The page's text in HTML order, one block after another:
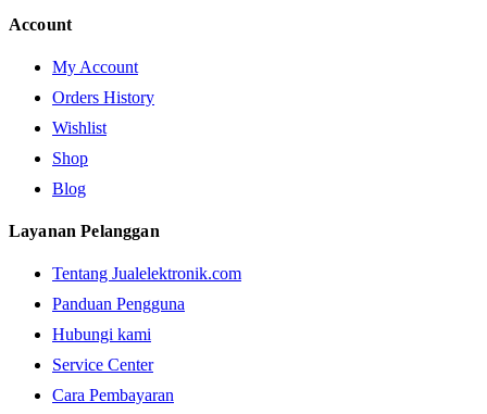
Account
My Account
Orders History
Wishlist
Shop
Blog
Layanan Pelanggan
Tentang Jualelektronik.com
Panduan Pengguna
Hubungi kami
Service Center
Cara Pembayaran